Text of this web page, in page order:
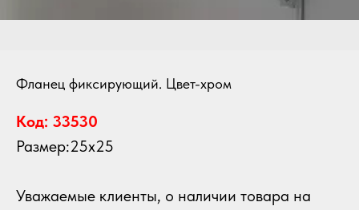
Фланец фиксирующий. Цвет-хром
Код: 33530
Размер:25х25
Уважаемые клиенты, о наличии товара на